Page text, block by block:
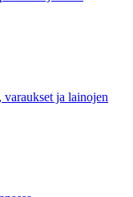
ja lainojen